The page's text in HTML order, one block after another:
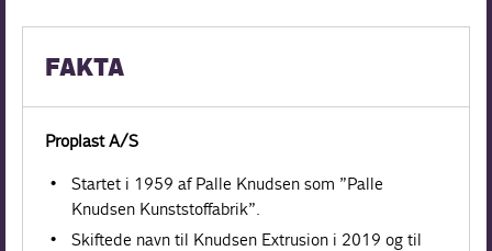
FAKTA
Proplast A/S
Startet i 1959 af Palle Knudsen som ”Palle
Knudsen Kunststoffabrik”.
Skiftede navn til Knudsen Extrusion i 2019 og til